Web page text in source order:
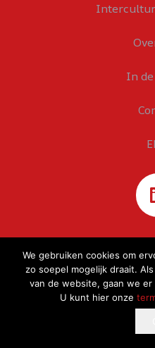
In
If you continue to use this site,
We gebruiken cookies om
zo soepel mogelijk draait.
van de website, gaan we
U kunt hier onze